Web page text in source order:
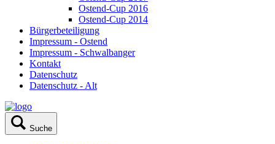
Ostend-Cup 2016
Ostend-Cup 2014
Bürgerbeteiligung
Impressum - Ostend
Impressum - Schwalbanger
Kontakt
Datenschutz
Datenschutz - Alt
Suche